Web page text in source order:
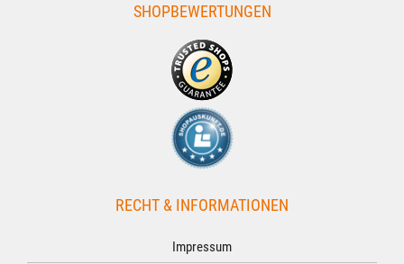
SHOPBEWERTUNGEN
RECHT & INFORMATIONEN
Impressum